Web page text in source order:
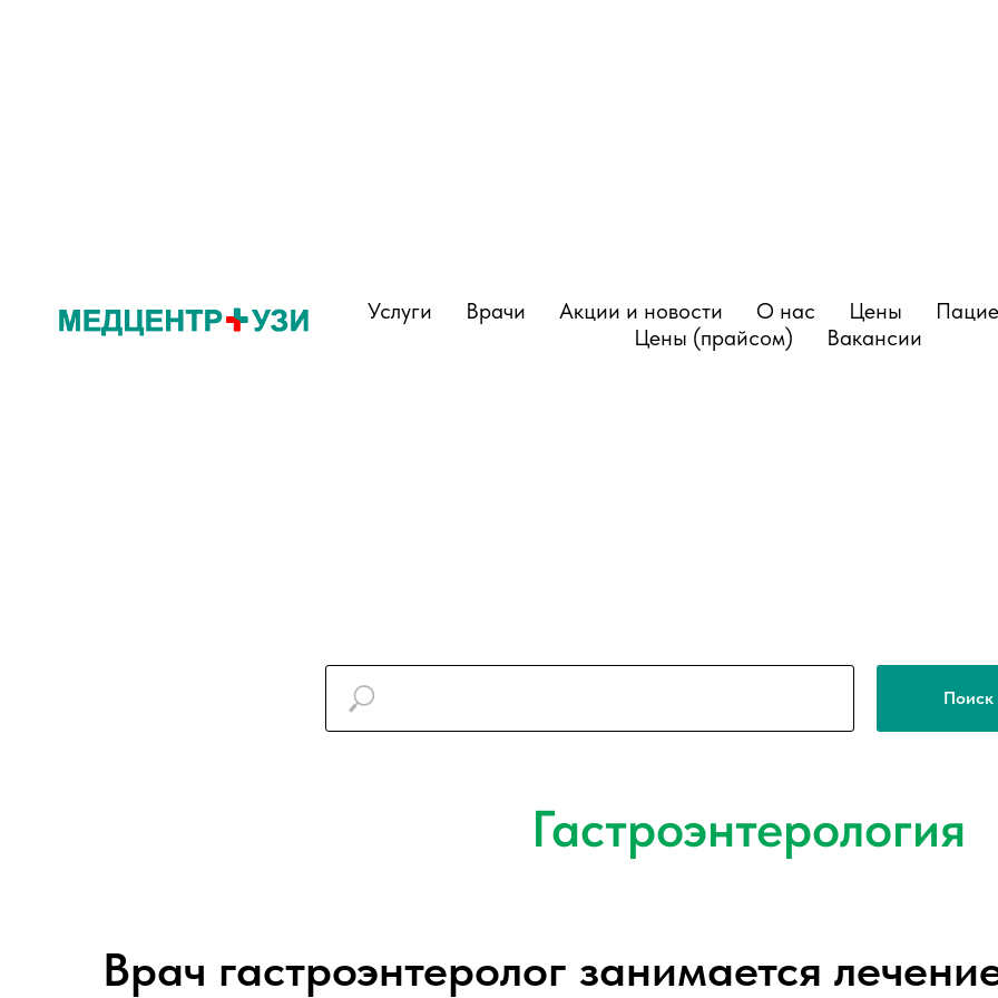
Услуги Врачи Акции и новости О нас Цены
Цены (прайсом)
Вакансии
Поиск
Гастроэнтерология
Врач гастроэнтеролог занимается